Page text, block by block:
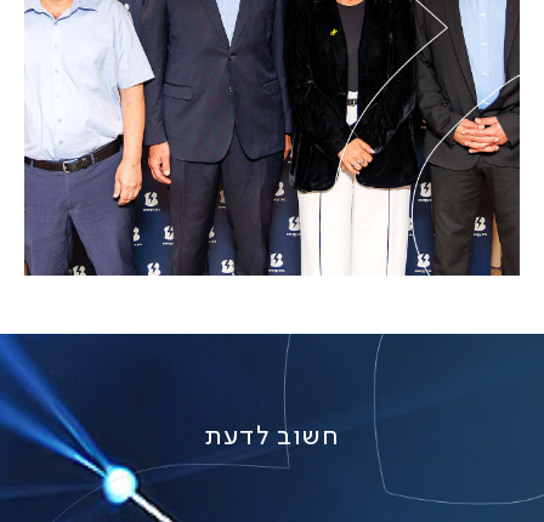
חשוב לדעת